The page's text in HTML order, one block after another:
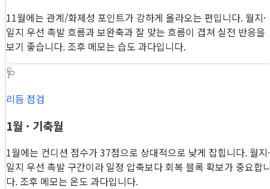
11월에는 관계/화제성 포인트가 강하게 올라오는 편입니다. 월지·
일지 우선 촉발 흐름과 보완축과 잘 맞는 흐름이 겹쳐 실전 반응을
보기 좋습니다. 조후 메모는 습도 과다입니다.
🩺
리듬 점검
1월 · 기축월
1월에는 컨디션 점수가 37점으로 상대적으로 낮게 잡힙니다. 월지·
일지 우선 촉발 구간이라 일정 압축보다 회복 블록 확보가 중요합
다. 조후 메모는 온도 과다입니다.